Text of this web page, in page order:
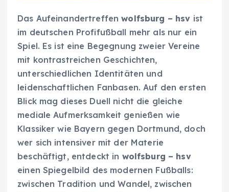
Das Aufeinandertreffenwolfsburg – hsv ist
im deutschen Profifußball mehr als nur ein
Spiel. Es ist eine Begegnung zweier Vereine
mit kontrastreichen Geschichten,
unterschiedlichen Identitäten und
leidenschaftlichen Fanbasen. Auf den ersten
Blick mag dieses Duell nicht die gleiche
mediale Aufmerksamkeit genießen wie
Klassiker wie Bayern gegen Dortmund, doch
wer sich intensiver mit der Materie
beschäftigt, entdeckt in wolfsburg – hsv
einen Spiegelbild des modernen Fußballs:
zwischen Tradition und Wandel, zwischen